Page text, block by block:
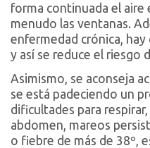
forma continuada el aire
menudo las ventanas.
enfermedad crónica,
y así se reduce el riesgo
Asimismo, se aconseja
se está padeciendo un
dificultades para
abdomen, mareos
o fiebre de más de 38º,